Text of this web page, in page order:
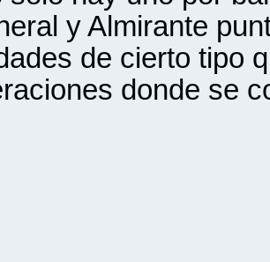
y Almirante
de cierto tipo
donde se